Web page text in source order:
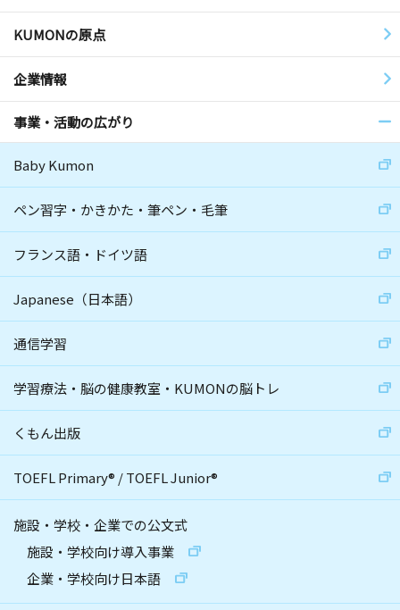
KUMONの原点
企業情報
事業・活動の広がり
Baby Kumon
ペン習字・かきかた・筆ペン・毛筆
フランス語・ドイツ語
Japanese（日本語）
通信学習
学習療法・脳の健康教室・KUMONの脳トレ
くもん出版
TOEFL Primary® /TOEFL Junior®
施設・学校・企業での公文式
施設・学校向け導入事業
企業・学校向け日本語